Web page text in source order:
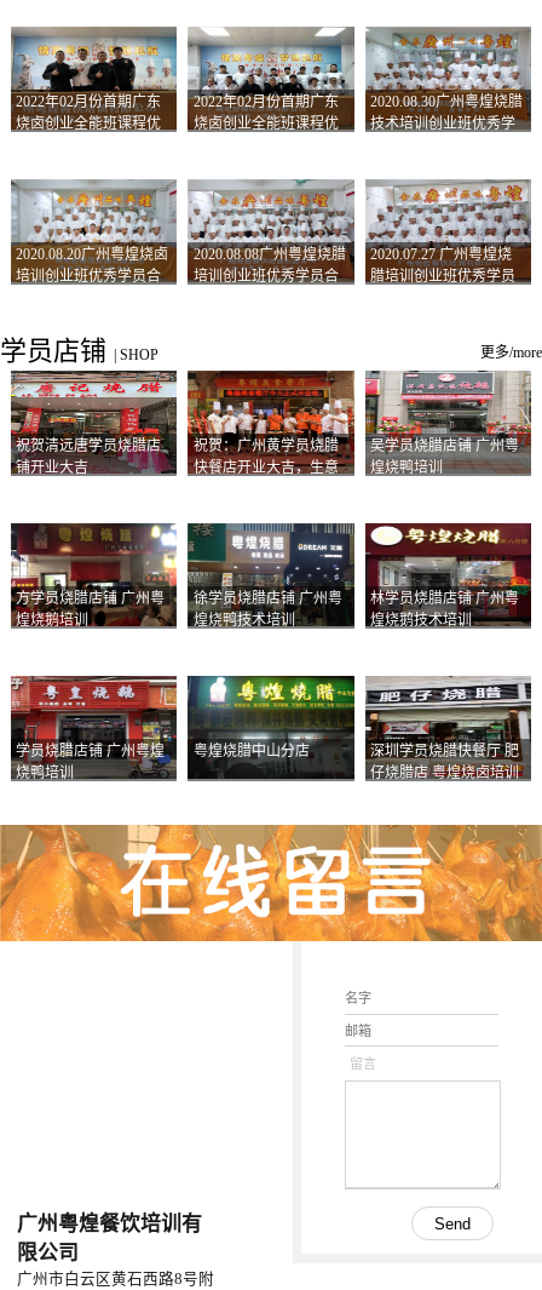
2022年02月份首期广东
烧卤创业全能班课程优
2022年02月份首期广东
烧卤创业全能班课程优
2020.08.30广州粤煌烧腊
技术培训创业班优秀学
2020.08.20广州粤煌烧卤
培训创业班优秀学员合
2020.08.08广州粤煌烧腊
培训创业班优秀学员合
2020.07.27 广州粤煌烧
腊培训创业班优秀学员
学员店铺 SHOP 更多/more
祝贺清远唐学员烧腊店
铺开业大吉
祝贺：广州黄学员烧腊
快餐店开业大吉，生意
吴学员烧腊店铺 广州粤
煌烧鸭培训
方学员烧腊店铺 广州粤
煌烧鹅培训
徐学员烧腊店铺 广州粤
煌烧鸭技术培训
林学员烧腊店铺 广州粤
煌烧鹅技术培训
学员烧腊店铺 广州粤煌
烧鸭培训
粤煌烧腊中山分店
深圳学员烧腊快餐厅 肥
仔烧腊店 粤煌烧卤培训
广州粤煌餐饮培训有
限公司
广州市白云区黄石西路8号附
留言